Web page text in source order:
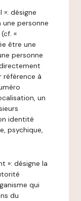
désigne
personne
«
être une
personne
à
un
identité
psychique,
»: désigne la
qui
du